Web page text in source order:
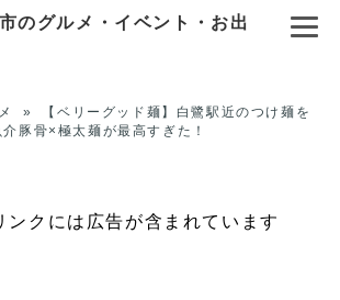
のグルメ・イベント・お出
»
【ベリーグッド麺】白鷺駅近のつけ麺を
豚骨×極太麺が最高すぎた！
クには広告が含まれています